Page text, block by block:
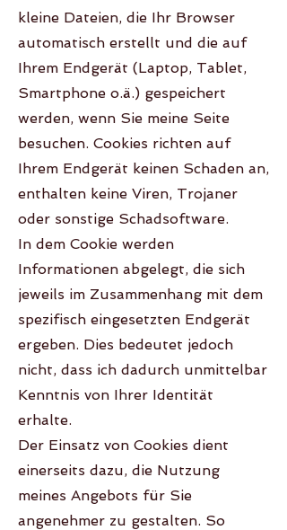
kleine Dateien, die Ihr Browser
automatisch erstellt und die auf
Ihrem Endgerät (Laptop, Tablet,
Smartphone o.ä.) gespeichert
werden, wenn Sie meine Seite
besuchen. Cookies richten auf
Ihrem Endgerät keinen Schaden an,
enthalten keine Viren, Trojaner
oder sonstige Schadsoftware.
In dem Cookie werden
Informationen abgelegt, die sich
jeweils im Zusammenhang mit dem
spezifisch eingesetzten Endgerät
ergeben. Dies bedeutet jedoch
nicht, dass ich dadurch unmittelbar
Kenntnis von Ihrer Identität
erhalte.
Der Einsatz von Cookies dient
einerseits dazu, die Nutzung
meines Angebots für Sie
angenehmer zu gestalten. So